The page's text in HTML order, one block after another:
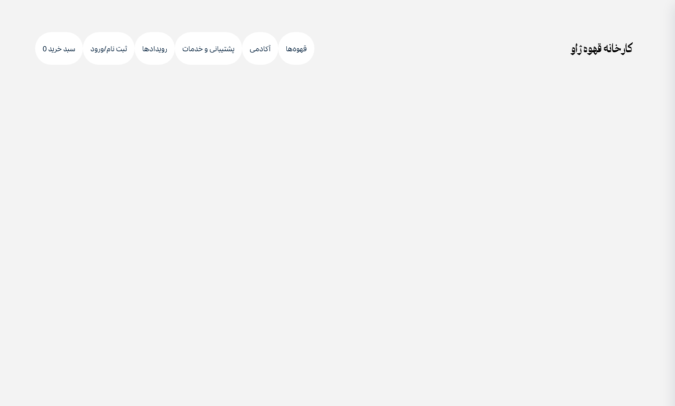
کارخانه قهوه ژاو قهوه‌ها آکادمی پشتیبانی و خدمات رویدادها ثبت نام/ورود سبد خرید 0